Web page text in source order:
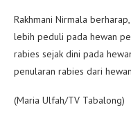
Rakhmani Nirmala
lebih peduli pada hewan
rabies sejak dini pada
penularan rabies dari
(Maria Ulfah/TV Tabalong)